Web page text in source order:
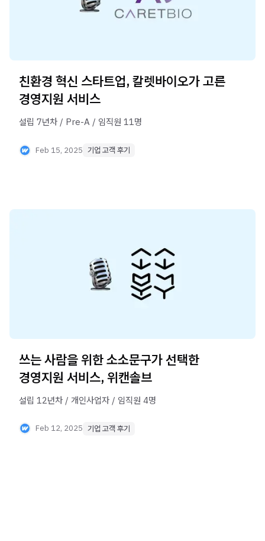
친환경 혁신 스타트업, 칼렛바이오가 고른
경영지원 서비스
설립 7년차 / Pre-A / 임직원 11명
Feb 15, 2025 기업 고객 후기
쓰는 사람을 위한 소소문구가 선택한
경영지원 서비스, 위캔솔브
설립 12년차 / 개인사업자 / 임직원 4명
Feb 12, 2025 기업 고객 후기